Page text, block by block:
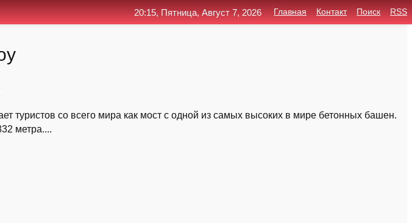
туристов со всего мира как мост с одной из самых высоких в мире бетонных башен.
метра....
20:15, Пятница, Август 7, 2026 Главная Контакт Поиск RSS